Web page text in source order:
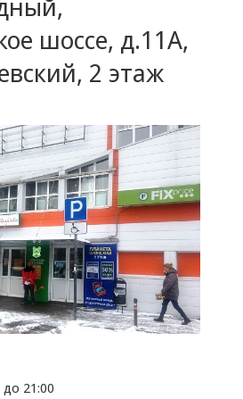
шоссе, д.11А,
2 этаж
21:00